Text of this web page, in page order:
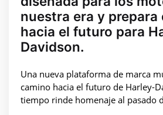
nuestra era y prepara
hacia el futuro para
Davidson.
Una nueva plataforma de marca
camino hacia el futuro de Harley-
tiempo rinde homenaje al pasado